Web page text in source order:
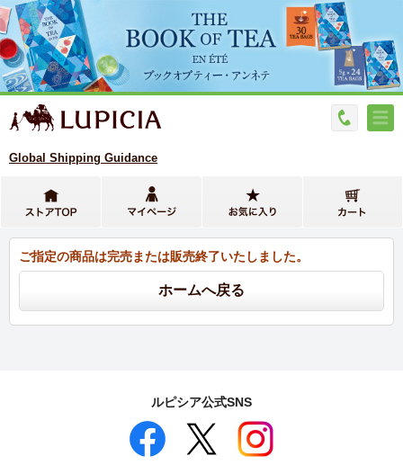
Global Shipping Guidance
ご指定の商品は完売または販売終了いたしました。
ルピシア公式SNS